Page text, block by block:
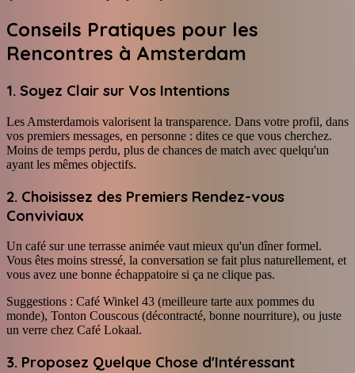
Conseils Pratiques pour les
Rencontres à Amsterdam
1. Soyez Clair sur Vos Intentions
Les Amsterdamois valorisent la transparence. Dans votre profil, dans
vos premiers messages, en personne : dites ce que vous cherchez.
Moins de temps perdu, plus de chances de match avec quelqu'un
ayant les mêmes objectifs.
2. Choisissez des Premiers Rendez-vous
Conviviaux
Un café sur une terrasse animée vaut mieux qu'un dîner formel.
Vous êtes moins stressé, la conversation se fait plus naturellement, et
vous avez une bonne échappatoire si ça ne clique pas.
Suggestions : Café Winkel 43 (meilleure tarte aux pommes du
monde), Tonton Couscous (décontracté, bonne nourriture), ou juste
un verre chez Café Lokaal.
3. Proposez Quelque Chose d'Intéressant